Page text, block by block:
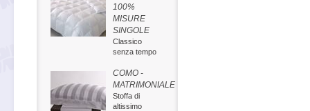
100%
MISURE
SINGOLE
Classico
senza tempo
COMO -
MATRIMONIALE
Stoffa di
altissimo